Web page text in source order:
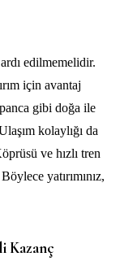
edilmemelidir.
için avantaj
gibi doğa ile
kolaylığı da
ve hızlı tren
yatırımınız,
Kazanç